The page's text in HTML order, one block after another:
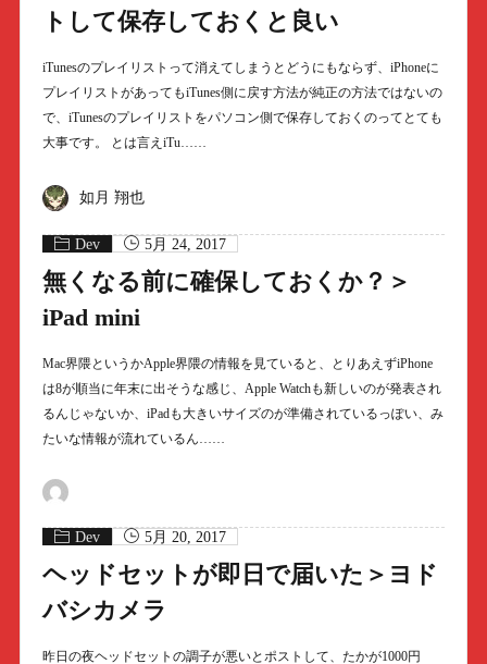
トして保存しておくと良い
iTunesのプレイリストって消えてしまうとどうにもならず、iPhoneに
プレイリストがあってもiTunes側に戻す方法が純正の方法ではないの
で、iTunesのプレイリストをパソコン側で保存しておくのってとても
大事です。 とは言えiTu……
如月 翔也
Dev 5月 24, 2017
無くなる前に確保しておくか？＞
iPad mini
Mac界隈というかApple界隈の情報を見ていると、とりあえずiPhone
は8が順当に年末に出そうな感じ、Apple Watchも新しいのが発表され
るんじゃないか、iPadも大きいサイズのが準備されているっぽい、み
たいな情報が流れているん……
Dev 5月 20, 2017
ヘッドセットが即日で届いた＞ヨド
バシカメラ
昨日の夜ヘッドセットの調子が悪いとポストして、たかが1000円